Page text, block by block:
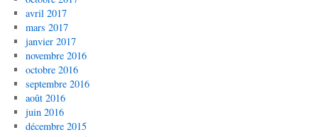
avril 2017
mars 2017
janvier 2017
novembre 2016
octobre 2016
septembre 2016
août 2016
juin 2016
décembre 2015